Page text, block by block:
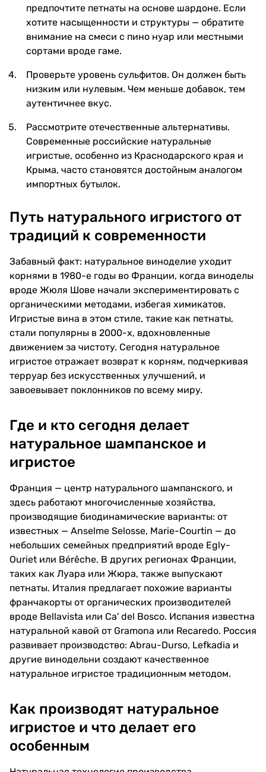
предпочтите петнаты на основе шардоне. Если
хотите насыщенности и структуры — обратите
внимание на смеси с пино нуар или местными
сортами вроде гаме.
Проверьте уровень сульфитов. Он должен быть
низким или нулевым. Чем меньше добавок, тем
аутентичнее вкус.
Рассмотрите отечественные альтернативы.
Современные российские натуральные
игристые, особенно из Краснодарского края и
Крыма, часто становятся достойным аналогом
импортных бутылок.
Путь натурального игристого от
традиций к современности
Забавный факт: натуральное виноделие уходит
корнями в 1980-е годы во Франции, когда виноделы
вроде Жюля Шове начали экспериментировать с
органическими методами, избегая химикатов.
Игристые вина в этом стиле, такие как петнаты,
стали популярны в 2000-х, вдохновленные
движением за чистоту. Сегодня натуральное
игристое отражает возврат к корням, подчеркивая
терруар без искусственных улучшений, и
завоевывает поклонников по всему миру.
Где и кто сегодня делает
натуральное шампанское и
игристое
Франция — центр натурального шампанского, и
здесь работают многочисленные хозяйства,
производящие биодинамические варианты: от
известных — Anselme Selosse, Marie-Courtin — до
небольших семейных предприятий вроде Egly-
Ouriet или Bérêche. В других регионах Франции,
таких как Луара или Жюра, также выпускают
петнаты. Италия предлагает похожие варианты
франчакорты от органических производителей
вроде Bellavista или Ca' del Bosco. Испания известна
натуральной кавой от Gramona или Recaredo. Россия
развивает производство: Abrau-Durso, Lefkadia и
другие винодельни создают качественное
натуральное игристое традиционным методом.
Как производят натуральное
игристое и что делает его
особенным